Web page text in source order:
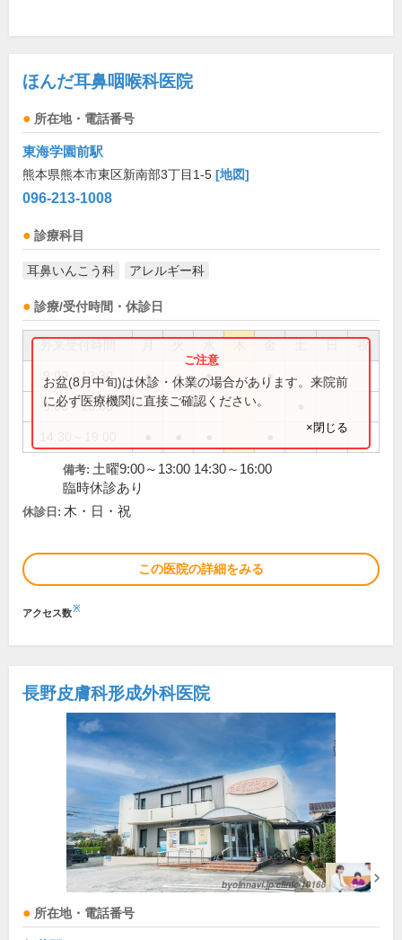
ほんだ耳鼻咽喉科医院
所在地・電話番号
東海学園前駅
熊本県熊本市東区新南部3丁目1-5 [地図]
096-213-1008
診療科目
耳鼻いんこう科 アレルギー科
診療/受付時間・休診日
祝
9:00～12:30 ● ● ● ●
9:00～16:00
お盆(8月中旬)は休診・休業の場合があります。来院前
に必ず医療機関に直接ご確認ください。
×閉じる
備考: 土曜9:00～13:00 14:30～16:00
臨時休診あり
休診日: 木・日・祝
この医院の詳細をみる
アクセス数※
長野皮膚科形成外科医院
所在地・電話番号